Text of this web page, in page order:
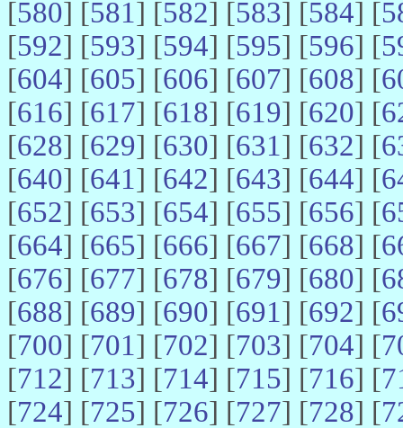
[580] [581] [582] [583] [584] [
[592] [593] [594] [595] [596] [
[604] [605] [606] [607] [608] [
[616] [617] [618] [619] [620] [
[628] [629] [630] [631] [632] [
[640] [641] [642] [643] [644] [
[652] [653] [654] [655] [656] [
[664] [665] [666] [667] [668] [
[676] [677] [678] [679] [680] [
[688] [689] [690] [691] [692] [
[700] [701] [702] [703] [704] [
[712] [713] [714] [715] [716] [
[724] [725] [726] [727] [728] [